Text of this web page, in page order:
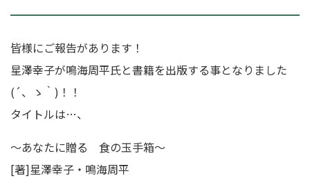
皆様にご報告があります！
星澤幸子が鳴海周平氏と書籍を出版する事となりました
(´、ゝ｀)！！
タイトルは…、
～あなたに贈る 食の玉手箱～
[著]星澤幸子・鳴海周平